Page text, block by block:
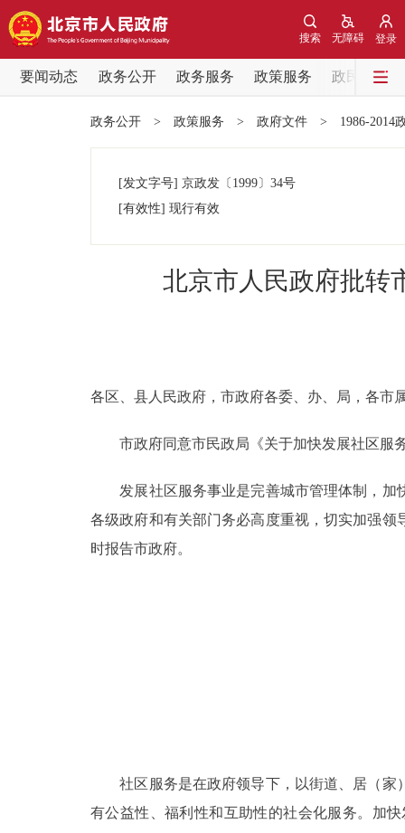
登录
无障碍
搜索
要闻动态 政务公开 政务服务 政策服务
政民互动
党中央精神
政策兑现
决策公开
政务服务
个人服务
政务公开 > 政策服务 > 政府文件 > 1986-2014
[发文字号] 京政发 〔1999〕 34号
[有效性] 现行有效
北京市人民政府批转
各区、县人民政府，市政府各委、办、局，各市
市政府同意市民政局《关于加快发展社区服
发展社区服务事业是完善城市管理体制，加
各级政府和有关部门务必高度重视，切实加强
时报告市政府。
社区服务是在政府领导下，以街道、居（家
有公益性、福利性和互助性的社会化服务。加